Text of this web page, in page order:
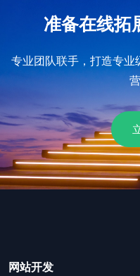
准备在线拓
专业团队联手，打造专
网站开发